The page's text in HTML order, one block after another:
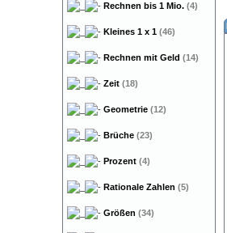
Rechnen bis 1 Mio. (4)
Kleines 1 x 1 (46)
Rechnen mit Geld (14)
Zeit (18)
Geometrie (12)
Brüche (23)
Prozent (4)
Rationale Zahlen (5)
Größen (34)